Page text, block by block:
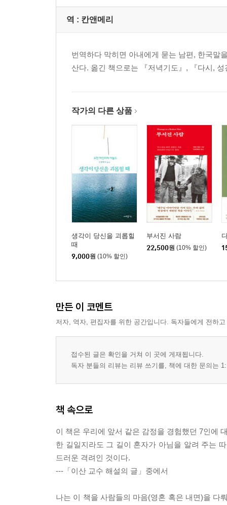
역 : 칸앤메리
번역하다 막히면 아내에게 묻는 남편, 한국말
산다. 옮긴 책으로는 『저녁기도』, 『다시,
작가의 다른 상품
생각이 당신을 괴롭힐
때
9,000원 (10% 할인)
부서진 사람
22,500원 (10% 할인)
만든 이 코멘트
저자, 역자, 편집자를 위한 공간입니다. 독자들에게 전하
접수된 글은 확인을 거쳐 이 곳에 게재됩니다.
독자 분들의 리뷰는 리뷰 쓰기를, 책에 대한 문의는
책 속으로
이 책은 우리에 앞서 같은 감정을 경험했던 7인에
한 길일지라도 그 길이 혼자가 아님을 알려 주는
드러운 격려인 것이다.
---「이산 교수 해설의 글」중에서
나는 이 책을 사람들의 마음(영혼 혹은 내면)을 다